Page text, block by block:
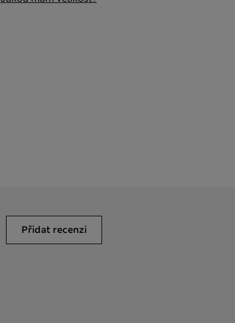
Přidat recenzi